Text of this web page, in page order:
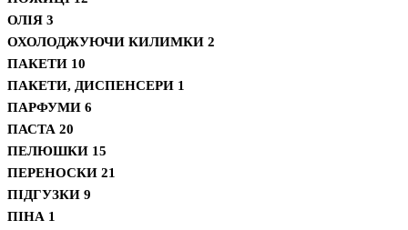
ОЛІЯ 3
ОХОЛОДЖУЮЧИ КИЛИМКИ 2
ПАКЕТИ 10
ПАКЕТИ, ДИСПЕНСЕРИ 1
ПАРФУМИ 6
ПАСТА 20
ПЕЛЮШКИ 15
ПЕРЕНОСКИ 21
ПІДГУЗКИ 9
ПІНА 1